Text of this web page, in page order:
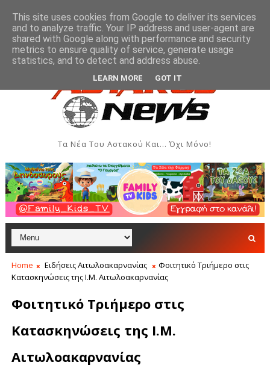
Ιονίου ΞΗΡΌΜΕΡΟ Μύτικας: Χρηματική συνεισφορά
Τα Νέα Του Αστακού Και... Όχι Μόνο!
Home Ειδήσεις Αιτωλοακαρνανίας
Φοιτητικό Τριήμερο στις
Κατασκηνώσεις της Ι.Μ. Αιτωλοακαρνανίας
Φοιτητικό Τριήμερο στις
Κατασκηνώσεις της Ι.Μ.
Αιτωλοακαρνανίας
This site uses cookies from Google to deliver its services
and to analyze traffic. Your IP address and user-agent are
shared with Google along with performance and security
metrics to ensure quality of service, generate usage
statistics, and to detect and address abuse.
LEARN MORE GOT IT